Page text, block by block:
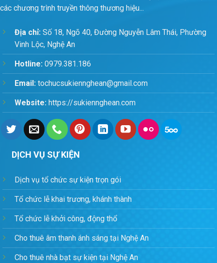
các chương trình truyền thông thương hiệu...
Địa chỉ: Số 18, Ngõ 40, Đường Nguyễn Lâm Thái, Phường
Vinh Lộc, Nghệ An
Hotline: 0979.381.186
Email: tochucsukiennghean@gmail.com
Website: https://sukiennghean.com
DỊCH VỤ SỰ KIỆN
Dịch vụ tổ chức sự kiện trọn gói
Tổ chức lễ khai trương, khánh thành
Tổ chức lễ khởi công, động thổ
Cho thuê âm thanh ánh sáng tại Nghệ An
Cho thuê nhà bạt sự kiện tại Nghệ An